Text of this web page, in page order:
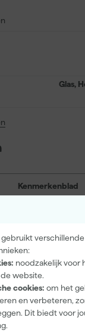
noodzakelijk voor
website.
cookies: om het
en verbeteren,
Dit biedt voor
uit de
basis voor verdere
dan de gekozen
Glas,
Kenmerkenblad
met
Onze Top 10